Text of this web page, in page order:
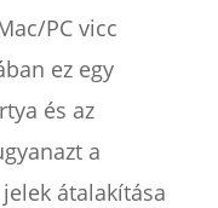
PC vicc
ez egy
és az
a
átalakítása